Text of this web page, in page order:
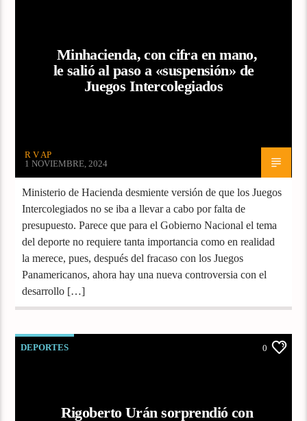
Minhacienda, con cifra en mano,
le salió al paso a «suspensión» de
Juegos Intercolegiados
R V AP
1 NOVIEMBRE, 2024
Ministerio de Hacienda desmiente versión de que los Juegos
Intercolegiados no se iba a llevar a cabo por falta de
presupuesto. Parece que para el Gobierno Nacional el tema
del deporte no requiere tanta importancia como en realidad
la merece, pues, después del fracaso con los Juegos
Panamericanos, ahora hay una nueva controversia con el
desarrollo […]
DEPORTES 0
Rigoberto Urán sorprendió con